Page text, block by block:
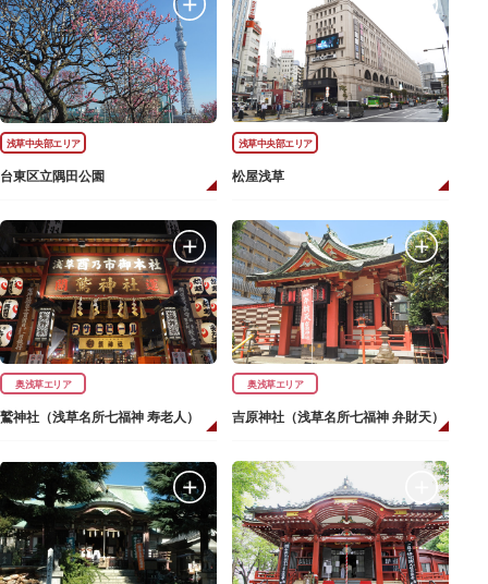
浅草中央部エリア
台東区立隅田公園
浅草中央部エリア
松屋浅草
奥浅草エリア
鷲神社（浅草名所七福神 寿老人）
奥浅草エリア
吉原神社（浅草名所七福神 弁財天）